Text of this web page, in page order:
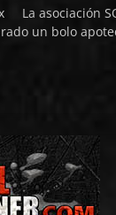
La asociación
un bolo